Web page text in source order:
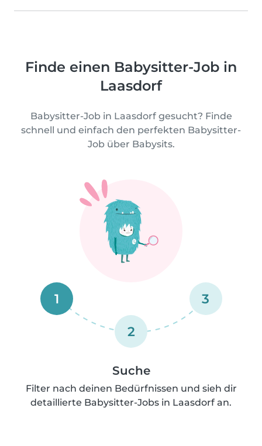
Finde einen Babysitter-Job in
Laasdorf
Babysitter-Job in Laasdorf gesucht? Finde
schnell und einfach den perfekten Babysitter-
Job über Babysits.
1
2
3
Suche
Filter nach deinen Bedürfnissen und sieh dir
detaillierte Babysitter-Jobs in Laasdorf an.